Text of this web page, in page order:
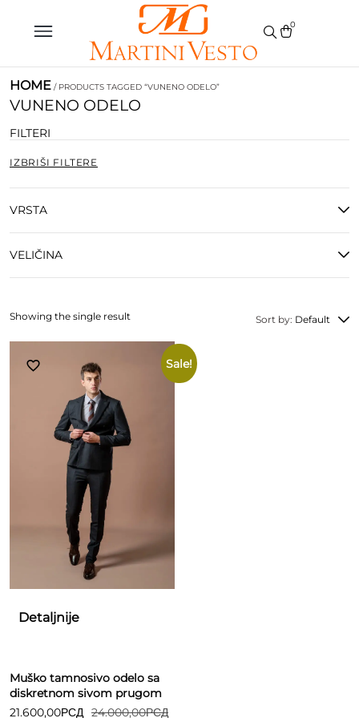
0
HOME / PRODUCTS TAGGED “VUNENO ODELO”
VUNENO ODELO
FILTERI
IZBRIŠI FILTERE
VRSTA
VELIČINA
Sort by: Default
Sale!
Detaljnije
Muško tamnosivo odelo sa
diskretnom sivom prugom
24.000,00РСД
21.600,00РСД
Showing the single result